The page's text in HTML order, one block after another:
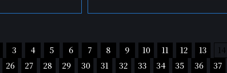
3 4 5 6 7 8 9 10 11 12 13 14
26 27 28 29 30 31 32 33 34 35 36 37